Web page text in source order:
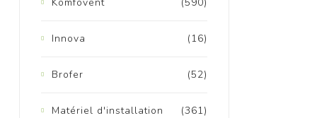
(16)
Innova
(52)
Brofer
(361)
Matériel d'installation